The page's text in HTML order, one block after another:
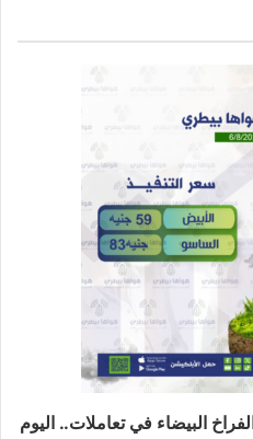
البيضاء في تعاملات.. اليوم